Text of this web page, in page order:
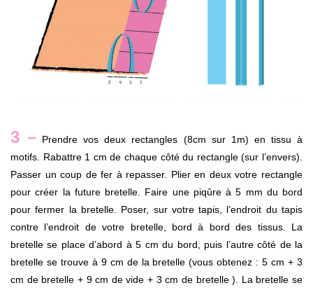
3 – Prendre vos deux rectangles (8cm sur 1m) en tissu à
motifs. Rabattre 1 cm de chaque côté du rectangle (sur l’envers).
Passer un coup de fer à repasser. Plier en deux votre rectangle
pour créer la future bretelle. Faire une piqûre à 5 mm du bord
pour fermer la bretelle. Poser, sur votre tapis, l’endroit du tapis
contre l’endroit de votre bretelle, bord à bord des tissus. La
bretelle se place d’abord à 5 cm du bord, puis l’autre côté de la
bretelle se trouve à 9 cm de la bretelle (vous obtenez : 5 cm + 3
cm de bretelle + 9 cm de vide + 3 cm de bretelle ). La bretelle se